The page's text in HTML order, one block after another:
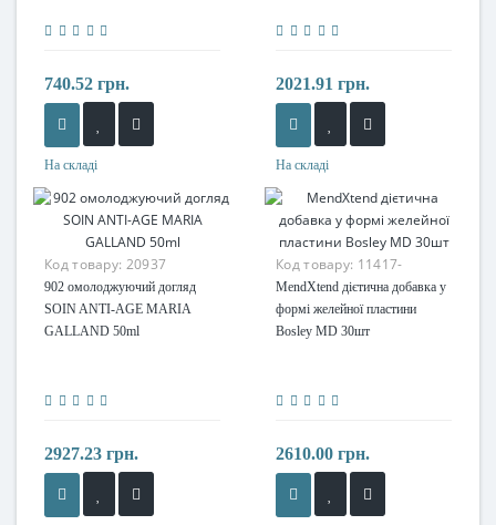
740.52 грн.
На складі
2021.91 грн.
На складі
Код товару: 20937
902 омолоджуючий догляд
SOIN ANTI-AGE MARIA
GALLAND 50ml
2927.23 грн.
Код товару: 11417-
MendXtend дієтична добавка у
формі желейної пластини
Bosley MD 30шт
2610.00 грн.